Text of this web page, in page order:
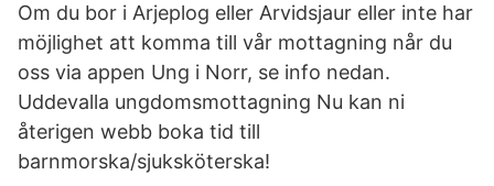
Om du bor i Arjeplog eller Arvidsjaur eller inte har
möjlighet att komma till vår mottagning når du
oss via appen Ung i Norr, se info nedan.
Uddevalla ungdomsmottagning Nu kan ni
återigen webb boka tid till
barnmorska/sjuksköterska!